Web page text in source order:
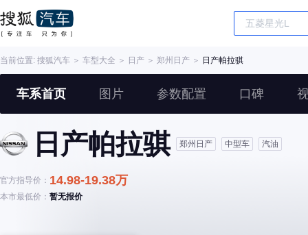
当前位置: 搜狐汽车 ＞ 车型大全 ＞ 日产 ＞ 郑州日产 ＞ 日产帕拉骐
车系首页 图片 参数配置 口碑
日产帕拉骐 郑州日产 中型车 汽油
官方指导价： 14.98-19.38万
本市最低价： 暂无报价